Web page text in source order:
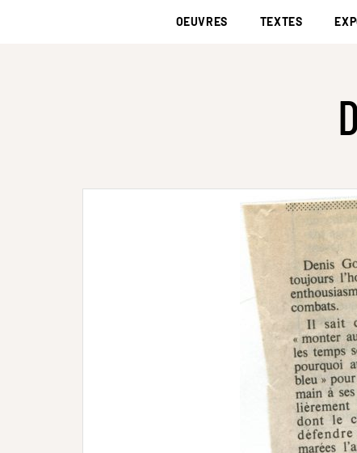
OEUVRES TEXTES